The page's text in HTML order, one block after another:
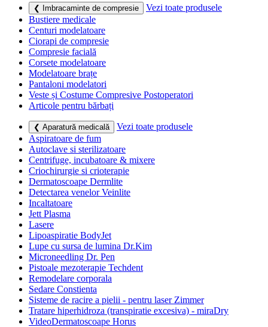
❮ Imbracaminte de compresie
Vezi toate produsele
Bustiere medicale
Centuri modelatoare
Ciorapi de compresie
Compresie facială
Corsete modelatoare
Modelatoare brațe
Pantaloni modelatori
Veste și Costume Compresive Postoperatori
Articole pentru bărbați
❮ Aparatură medicală
Vezi toate produsele
Aspiratoare de fum
Autoclave si sterilizatoare
Centrifuge, incubatoare & mixere
Criochirurgie si crioterapie
Dermatoscoape Dermlite
Detectarea venelor Veinlite
Incaltatoare
Jett Plasma
Lasere
Lipoaspiratie BodyJet
Lupe cu sursa de lumina Dr.Kim
Microneedling Dr. Pen
Pistoale mezoterapie Techdent
Remodelare corporala
Sedare Constienta
Sisteme de racire a pielii - pentru laser Zimmer
Tratare hiperhidroza (transpiratie excesiva) - miraDry
VideoDermatoscoape Horus